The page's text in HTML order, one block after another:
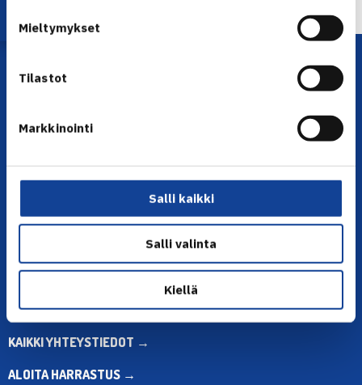
Mieltymykset
Tilastot
Markkinointi
Salli kaikki
Salli valinta
Kiellä
YHTEYSTIEDOT
Olympiastadion, Paavo Nurmen tie 1, 00250 Helsinki
Puh. 010 574 3959
ma-pe klo 10.00-12.00
Muina aikoina olkaa yhteydessä
sähköpostitse: toimisto@tennis.fi
KAIKKI YHTEYSTIEDOT →
ALOITA HARRASTUS →